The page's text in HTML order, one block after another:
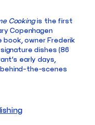
Cookingis the first
Copenhagen
owner Frederik
dishes (86
early days,
behind-the-scenes